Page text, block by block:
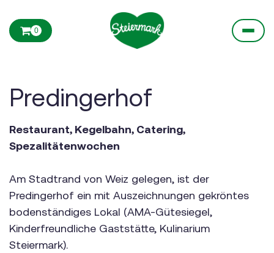
0
Predingerhof
Restaurant, Kegelbahn, Catering,
Spezalitätenwochen
Am Stadtrand von Weiz gelegen, ist der
Predingerhof ein mit Auszeichnungen gekröntes
bodenständiges Lokal (AMA-Gütesiegel,
Kinderfreundliche Gaststätte, Kulinarium
Steiermark).